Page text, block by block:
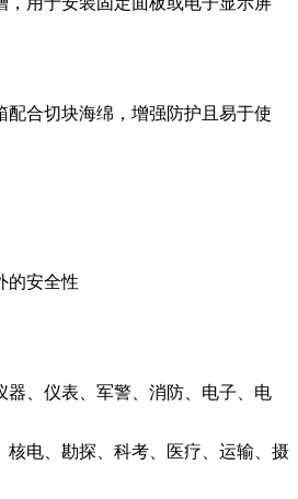
配合切块海绵，增强防护且易于使
的安全性
器、仪表、军警、消防、电子、电
核电、勘探、科考、医疗、运输、摄